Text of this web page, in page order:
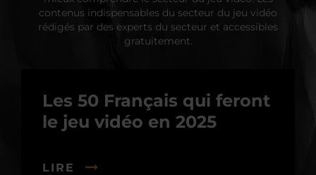
contenus indispensables du secteur du jeu vidéo
rédigés par des experts du secteur et accessibles
gratuitement.
Les 50 Français qui feront
le jeu vidéo en 2025
LIRE